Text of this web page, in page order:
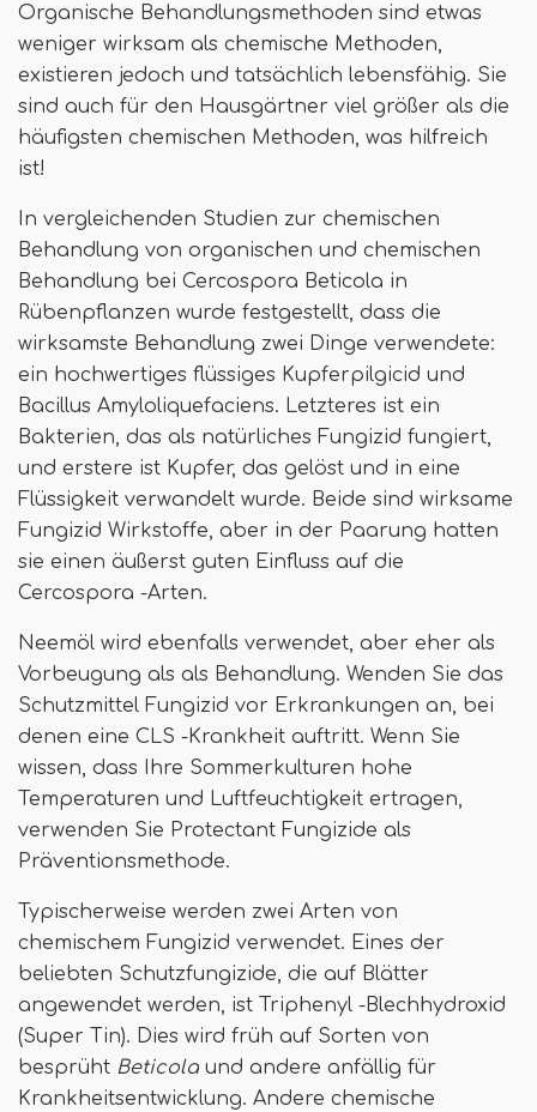
Organische Behandlungsmethoden sind etwas
weniger wirksam als chemische Methoden,
existieren jedoch und tatsächlich lebensfähig. Sie
sind auch für den Hausgärtner viel größer als die
häufigsten chemischen Methoden, was hilfreich
ist!
In vergleichenden Studien zur chemischen
Behandlung von organischen und chemischen
Behandlung bei Cercospora Beticola in
Rübenpflanzen wurde festgestellt, dass die
wirksamste Behandlung zwei Dinge verwendete:
ein hochwertiges flüssiges Kupferpilgicid und
Bacillus Amyloliquefaciens. Letzteres ist ein
Bakterien, das als natürliches Fungizid fungiert,
und erstere ist Kupfer, das gelöst und in eine
Flüssigkeit verwandelt wurde. Beide sind wirksame
Fungizid Wirkstoffe, aber in der Paarung hatten
sie einen äußerst guten Einfluss auf die
Cercospora -Arten.
Neemöl wird ebenfalls verwendet, aber eher als
Vorbeugung als als Behandlung. Wenden Sie das
Schutzmittel Fungizid vor Erkrankungen an, bei
denen eine CLS -Krankheit auftritt. Wenn Sie
wissen, dass Ihre Sommerkulturen hohe
Temperaturen und Luftfeuchtigkeit ertragen,
verwenden Sie Protectant Fungizide als
Präventionsmethode.
Typischerweise werden zwei Arten von
chemischem Fungizid verwendet. Eines der
beliebten Schutzfungizide, die auf Blätter
angewendet werden, ist Triphenyl -Blechhydroxid
(Super Tin). Dies wird früh auf Sorten von
besprüht Beticola und andere anfällig für
Krankheitsentwicklung. Andere chemische